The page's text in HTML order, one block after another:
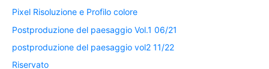
Pixel Risoluzione e Profilo colore
Postproduzione del paesaggio Vol.1 06/21
postproduzione del paesaggio vol2 11/22
Riservato